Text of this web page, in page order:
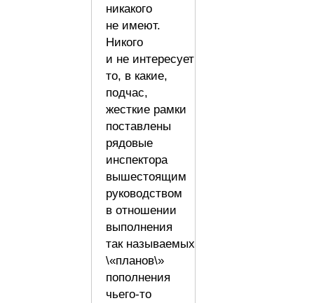
никакого
не имеют.
Никого
и не интересует
то, в какие,
подчас,
жесткие рамки
поставлены
рядовые
инспектора
вышестоящим
руководством
в отношении
выполнения
так называемых
\«планов\»
пополнения
чьего-то